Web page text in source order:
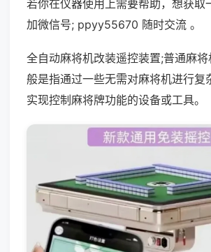
若你在仪器使用上需要帮助，想获取
加微信号; ppyy55670 随时交流 。
全自动麻将机改装遥控装置;普通麻
般是指通过一些无需对麻将机进行复
实现控制麻将牌功能的设备或工具。